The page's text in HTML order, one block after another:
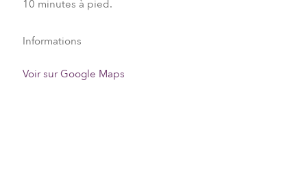
10 minutes à pied.
Informations
Voir sur Google Maps